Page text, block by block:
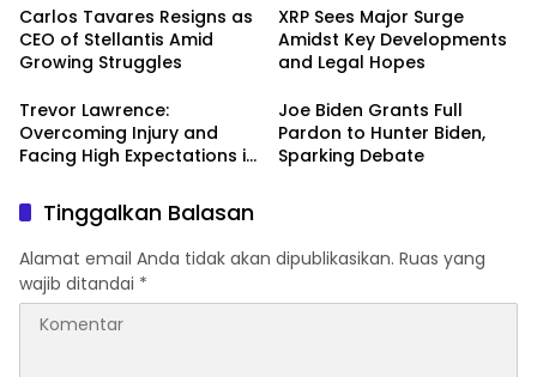
Carlos Tavares Resigns as
CEO of Stellantis Amid
Growing Struggles
XRP Sees Major Surge
Amidst Key Developments
and Legal Hopes
Trevor Lawrence:
Overcoming Injury and
Facing High Expectations in
Joe Biden Grants Full
Pardon to Hunter Biden,
Sparking Debate
Tinggalkan Balasan
Alamat email Anda tidak akan dipublikasikan. Ruas yang
wajib ditandai *